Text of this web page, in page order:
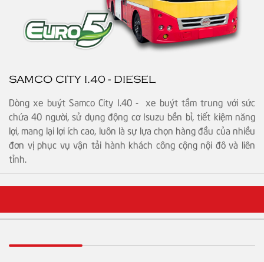
SAMCO CITY I.40 - DIESEL
Dòng xe buýt Samco City I.40 - xe buýt tầm trung với sức
chứa 40 người, sử dụng động cơ Isuzu bền bỉ, tiết kiệm năng
lợi, mang lại lợi ích cao, luôn là sự lựa chọn hàng đầu của nhiều
đơn vị phục vụ vận tải hành khách công cộng nội đô và liên
tỉnh.
Tổng CTy SamCo